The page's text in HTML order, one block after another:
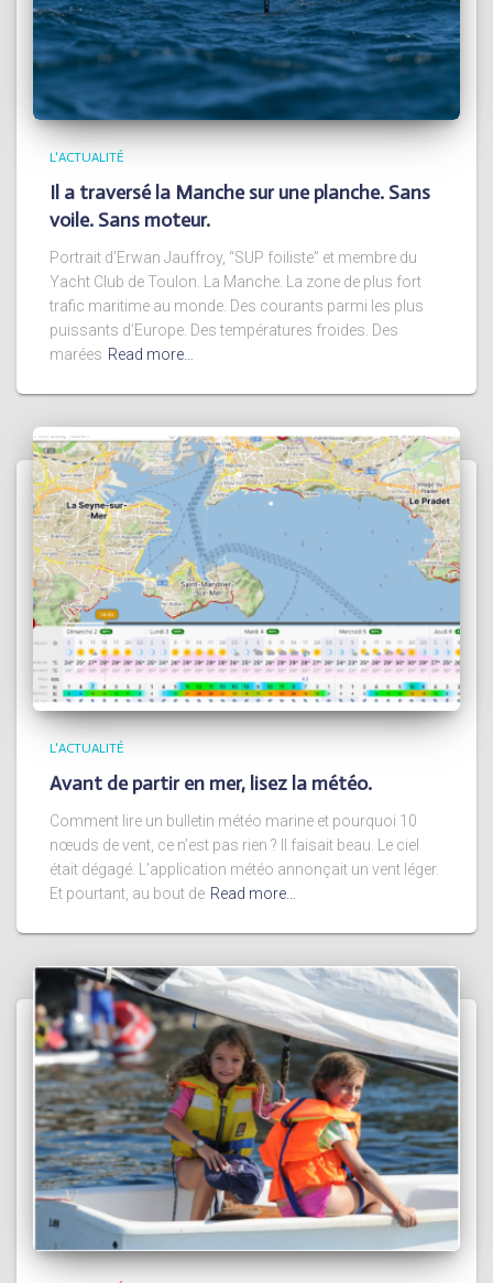
L'ACTUALITÉ
Il a traversé la Manche sur une planche. Sans
voile. Sans moteur.
Portrait d’Erwan Jauffroy, “SUP foiliste” et membre du
Yacht Club de Toulon. La Manche. La zone de plus fort
trafic maritime au monde. Des courants parmi les plus
puissants d’Europe. Des températures froides. Des
marées Read more…
L'ACTUALITÉ
Avant de partir en mer, lisez la météo.
Comment lire un bulletin météo marine et pourquoi 10
nœuds de vent, ce n’est pas rien ? Il faisait beau. Le ciel
était dégagé. L’application météo annonçait un vent léger.
Et pourtant, au bout de Read more…